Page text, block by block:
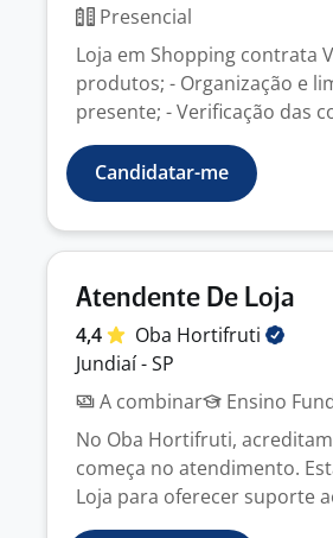
Presencial
Loja em Shopping contrata
produtos; - Organização e
presente; - Verificação das
Candidatar-me
Atendente De Loja
4,4 Oba Hortifruti
Jundiaí - SP
A combinar
Ensino
No Oba Hortifruti,
começa no atendimento.
Loja para oferecer suporte